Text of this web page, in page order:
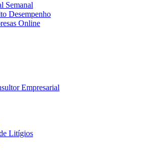
Semanal
Desempenho
Online
Empresarial
Litígios